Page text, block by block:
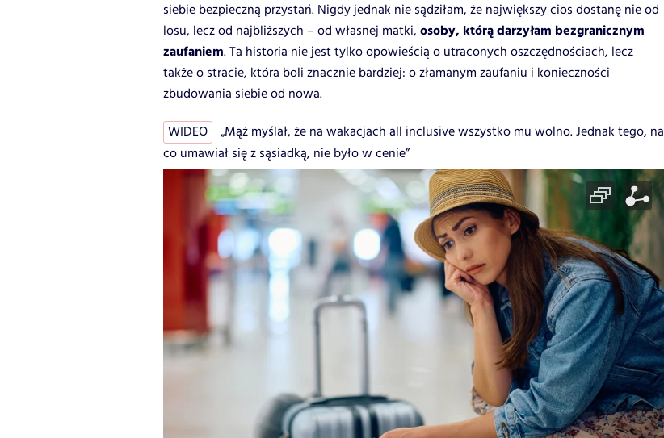
siebie bezpieczną przystań. Nigdy jednak nie sądziłam, że największy cios dostanę nie od
losu, lecz od najbliższych – od własnej matki, osoby, którą darzyłam bezgranicznym
zaufaniem. Ta historia nie jest tylko opowieścią o utraconych oszczędnościach, lecz
także o stracie, która boli znacznie bardziej: o złamanym zaufaniu i konieczności
zbudowania siebie od nowa.
WIDEO
„Mąż myślał, że na wakacjach all inclusive wszystko mu wolno. Jednak tego, na
co umawiał się z sąsiadką, nie było w cenie”